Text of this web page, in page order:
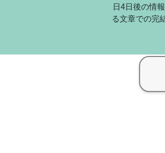
日4日後の情
る文章での完